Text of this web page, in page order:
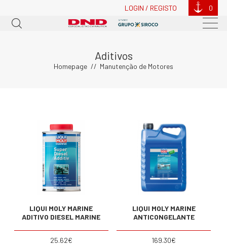
LOGIN / REGISTO 0
Aditivos
Homepage Manutenção de Motores
LIQUI MOLY MARINE
ADITIVO DIESEL MARINE
25.62€
LIQUI MOLY MARINE
ANTICONGELANTE
169.30€